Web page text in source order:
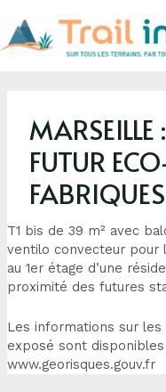
FUTUR
FABRIQUES
T1 bis de 39 m² avec
ventilo convecteur pour
au 1er étage d’une
proximité des futures
Les informations sur
exposé sont
www.georisques.gouv.fr